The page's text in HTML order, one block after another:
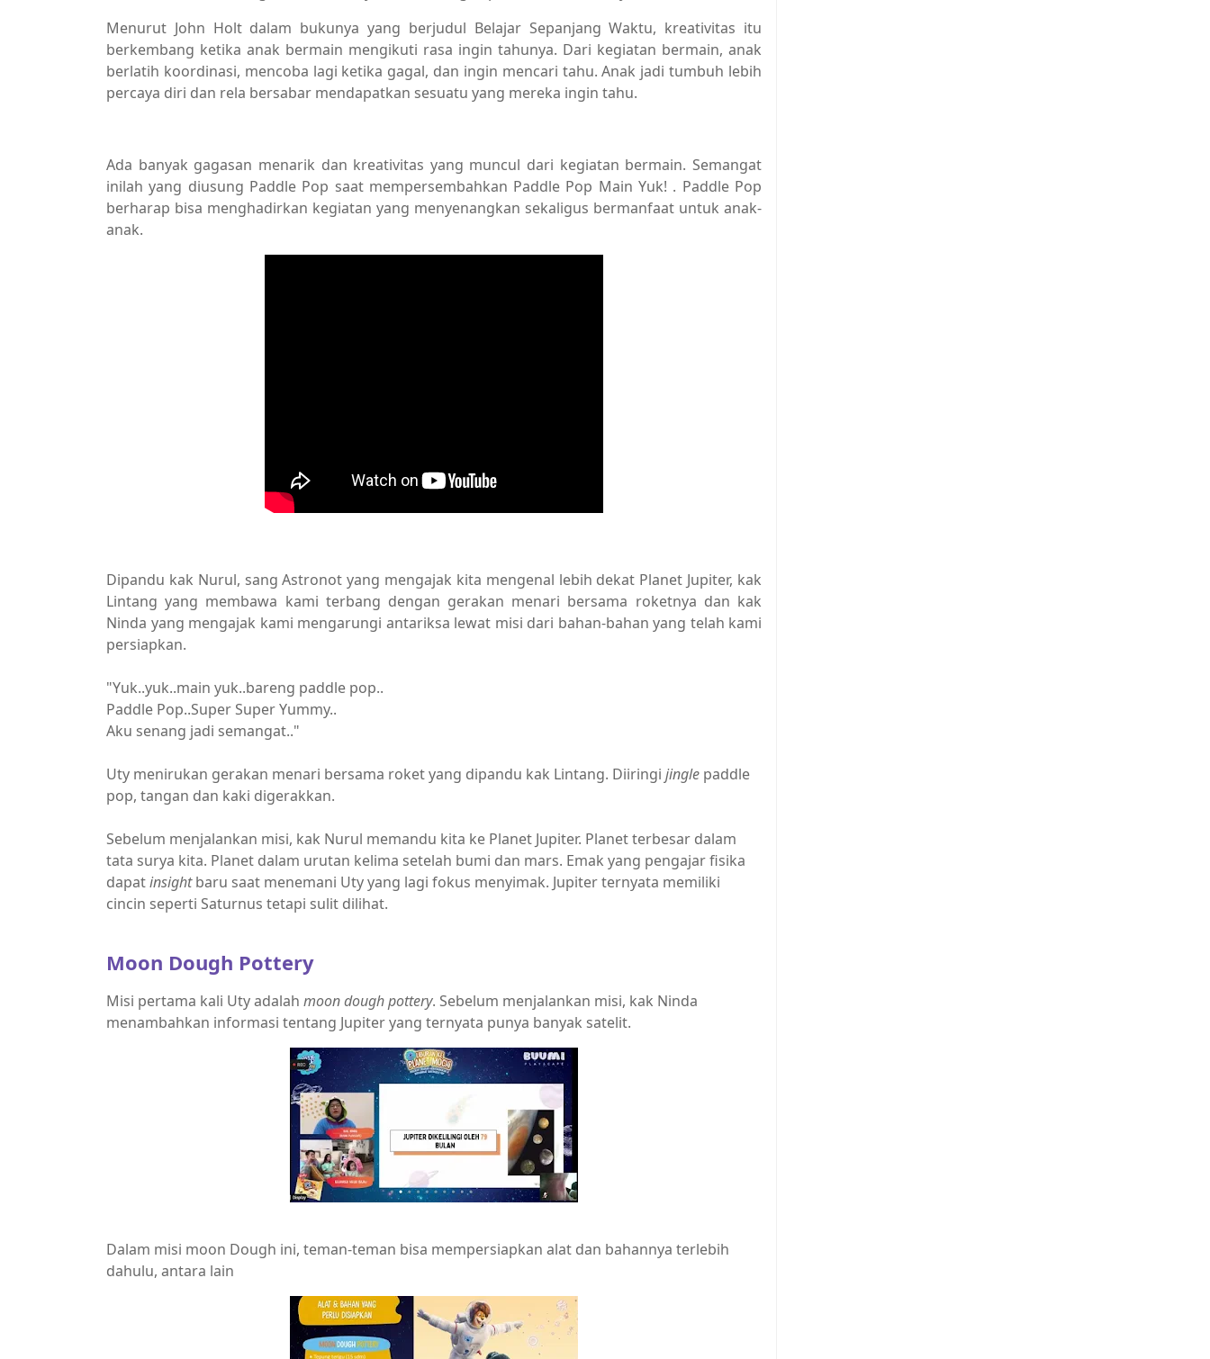
Menurut John Holt dalam bukunya yang berjudul Belajar Sepanjang Waktu, kreativitas itu
berkembang ketika anak bermain mengikuti rasa ingin tahunya. Dari kegiatan bermain, anak
berlatih koordinasi, mencoba lagi ketika gagal, dan ingin mencari tahu. Anak jadi tumbuh lebih
percaya diri dan rela bersabar mendapatkan sesuatu yang mereka ingin tahu.
Ada banyak gagasan menarik dan kreativitas yang muncul dari kegiatan bermain. Semangat
inilah yang diusung Paddle Pop saat mempersembahkan Paddle Pop Main Yuk! . Paddle Pop
berharap bisa menghadirkan kegiatan yang menyenangkan sekaligus bermanfaat untuk anak-
anak.
Dipandu kak Nurul, sang Astronot yang mengajak kita mengenal lebih dekat Planet Jupiter, kak
Lintang yang membawa kami terbang dengan gerakan menari bersama roketnya dan kak
Ninda yang mengajak kami mengarungi antariksa lewat misi dari bahan-bahan yang telah kami
persiapkan.
"Yuk..yuk..main yuk..bareng paddle pop..
Paddle Pop..Super Super Yummy..
Aku senang jadi semangat.."
Uty menirukan gerakan menari bersama roket yang dipandu kak Lintang. Diiringi jingle paddle
pop, tangan dan kaki digerakkan.
Sebelum menjalankan misi, kak Nurul memandu kita ke Planet Jupiter. Planet terbesar dalam
tata surya kita. Planet dalam urutan kelima setelah bumi dan mars. Emak yang pengajar fisika
dapatinsightbaru saat menemani Uty yang lagi fokus menyimak. Jupiter ternyata memiliki
cincin seperti Saturnus tetapi sulit dilihat.
Moon Dough Pottery
Misi pertama kali Uty adalah moon dough pottery. Sebelum menjalankan misi, kak Ninda
menambahkan informasi tentang Jupiter yang ternyata punya banyak satelit.
Dalam misi moon Dough ini, teman-teman bisa mempersiapkan alat dan bahannya terlebih
dahulu, antara lain